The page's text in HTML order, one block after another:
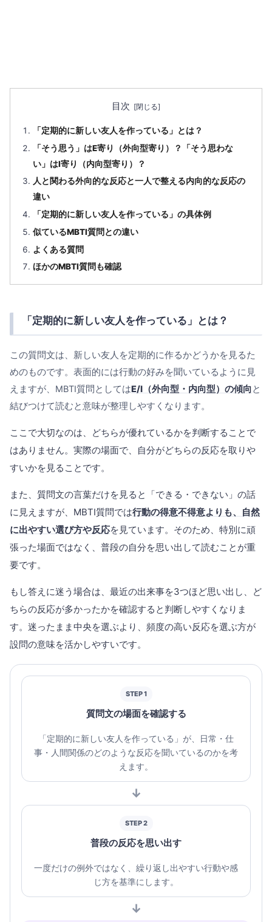
目次
「定期的に新しい友人を作っている」とは？
「そう思う」はE寄り（外向型寄り）？「そう思わな
い」はI寄り（内向型寄り）？
人と関わる外向的な反応と一人で整える内向的な反応の
違い
「定期的に新しい友人を作っている」の具体例
似ているMBTI質問との違い
よくある質問
ほかのMBTI質問も確認
「定期的に新しい友人を作っている」とは？
この質問文は、新しい友人を定期的に作るかどうかを見るた
めのものです。表面的には行動の好みを聞いているように見
えますが、MBTI質問としてはE/I（外向型・内向型）の傾向と
結びつけて読むと意味が整理しやすくなります。
ここで大切なのは、どちらが優れているかを判断することで
はありません。実際の場面で、自分がどちらの反応を取りや
すいかを見ることです。
また、質問文の言葉だけを見ると「できる・できない」の話
に見えますが、MBTI質問では行動の得意不得意よりも、自然
に出やすい選び方や反応を見ています。そのため、特別に頑
張った場面ではなく、普段の自分を思い出して読むことが重
要です。
もし答えに迷う場合は、最近の出来事を3つほど思い出し、ど
ちらの反応が多かったかを確認すると判断しやすくなりま
す。迷ったまま中央を選ぶより、頻度の高い反応を選ぶ方が
設問の意味を活かしやすいです。
STEP 1
質問文の場面を確認する
「定期的に新しい友人を作っている」が、日常・仕
事・人間関係のどのような反応を聞いているのかを考
えます。
↓
STEP 2
普段の反応を思い出す
一度だけの例外ではなく、繰り返し出やすい行動や感
じ方を基準にします。
↓